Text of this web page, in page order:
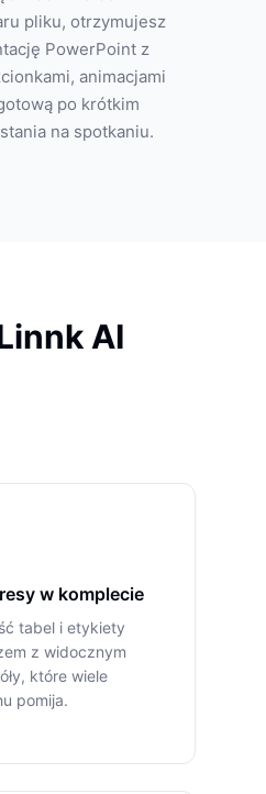
pliku, otrzymujesz
PowerPoint z
animacjami
po krótkim
na spotkaniu.
AI
w komplecie
tabel i etykiety
z widocznym
które wiele
pomija.